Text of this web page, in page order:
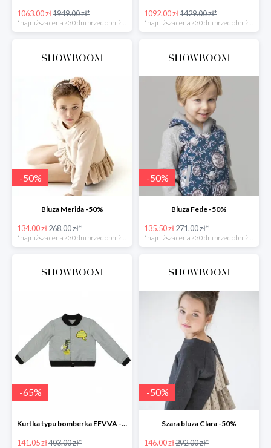
1063.00 zł1949.00 zł*
*najniższa cena z 30 dni przed obniżką
1092.00 zł1429.00 zł*
*najniższa cena z 30 dni przed obniżką
-50%
Bluza Merida -50%
134.00 zł268.00 zł*
-50%
Bluza Fede -50%
135.50 zł271.00 zł*
-65%
Kurtka typu bomberka EFVVA -65%
141.05 zł403.00 zł*
-50%
Szara bluza Clara -50%
146.00 zł292.00 zł*